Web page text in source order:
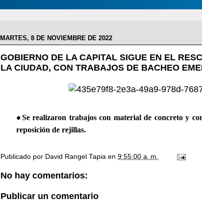
MARTES, 8 DE NOVIEMBRE DE 2022
GOBIERNO DE LA CAPITAL SIGUE EN EL
LA CIUDAD, CON TRABAJOS DE BACHEO
●Se realizaron trabajos con material de concreto y
reposición de rejillas.
Publicado por David Rangel Tapia en 9:55:00 a. m.
No hay comentarios:
Publicar un comentario